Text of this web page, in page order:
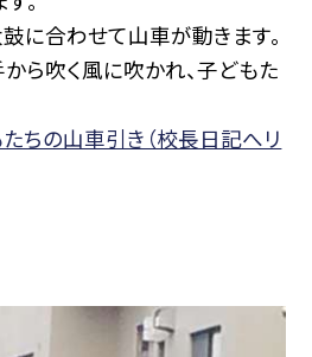
に合わせて山車が動きます。
ら吹く風に吹かれ、子どもた
たちの山車引き（校長日記へリ